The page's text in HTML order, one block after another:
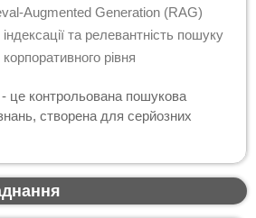
Augmented Generation (RAG)
та релевантність пошуку
рівня
це контрольована пошукова
створена для серйозних